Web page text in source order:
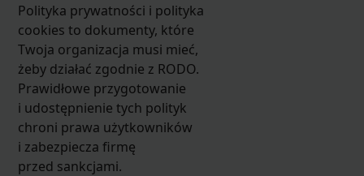
Polityka prywatności i polityka
cookies to dokumenty, które
Twoja organizacja musi mieć,
żeby działać zgodnie z RODO.
Prawidłowe przygotowanie
i udostępnienie tych polityk
chroni prawa użytkowników
i zabezpiecza firmę
przed sankcjami.